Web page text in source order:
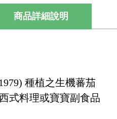
商品詳細說明
種植之生機蕃茄
式料理或寶寶副食品